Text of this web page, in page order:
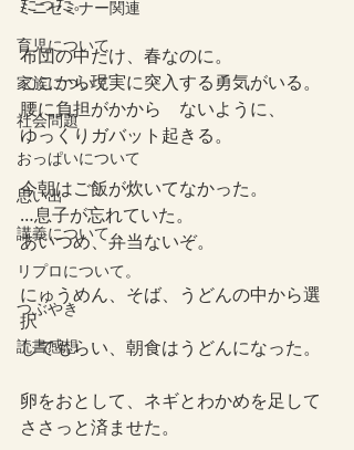
ミニセミナー関連
育児について
家族について
社会問題
おっぱいについて
思い出
講義について
リプロについて。
つぶやき
読書感想
布団の中だけ、春なのに。
ここから現実に突入する勇気がいる。
腰に負担がかから　ないように、
ゆっくりガバット起きる。
今朝はご飯が炊いてなかった。
…息子が忘れていた。
あいつめ、弁当ないぞ。
にゅうめん、そば、うどんの中から選
択
してもらい、朝食はうどんになった。
卵をおとして、ネギとわかめを足して
ささっと済ませた。